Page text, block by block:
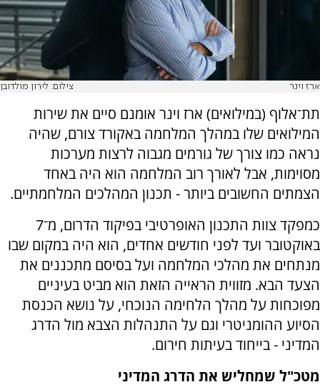
ארז וינר צילום: לירון מולדובן
תת־אלוף (במילואים) ארז וינר אומנם סיים את שירות
המילואים שלו במהלך המלחמה באקורד צורם, שהיה
נראה כמו צורך של גורמים מגבוה לרצות מערכות
מסוימות, אבל לאורך רוב המלחמה הוא היה באחד
הצמתים החשובים ביותר - תכנון המהלכים המלחמתיים.
כמפקד צוות התכנון האופרטיבי בפיקוד הדרום, מ־7
באוקטובר ועד לפני חודשים אחדים, הוא היה במקום שבו
מנתחים את מהלכי המלחמה ועל בסיסם מתכננים את
הצעד הבא. מזווית הראייה הזאת הוא מביט בעיניים
מפוכחות על מהלך הלחימה הנוכחי, על נושא הכנסת
הסיוע ההומניטרי וגם על התנהלות הצבא מול הדרג
המדיני - בייחוד בעיתות חירום.
מטכ"ל שמחליש את הדרג המדיני